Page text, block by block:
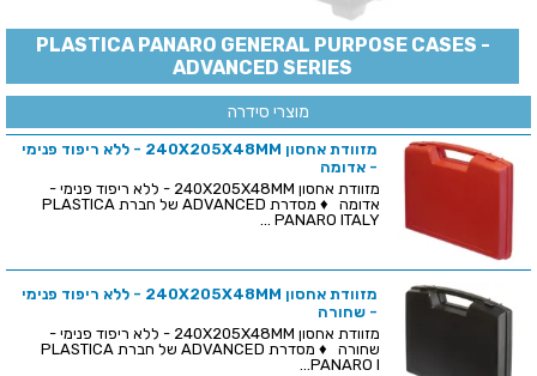
PLASTICA PANARO GENERAL PURPOSE CASES -
ADVANCED SERIES
מוצרי סידרה
מזוודת אחסון 240X205X48MM - ללא ריפוד פנימי
- אדומה
מזוודת אחסון 240X205X48MM - ללא ריפוד פנימי -
אדומה ♦ מסדרת ADVANCED של חברת PLASTICA
PANARO ITALY ...
מזוודת אחסון 240X205X48MM - ללא ריפוד פנימי
- שחורה
מזוודת אחסון 240X205X48MM - ללא ריפוד פנימי -
שחורה ♦ מסדרת ADVANCED של חברת PLASTICA
PANARO I...